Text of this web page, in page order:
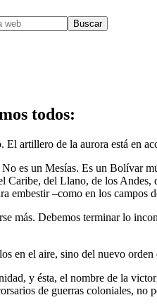
todos:
artillero de la aurora está en
es un Mesías. Es un Bolívar
Caribe, del Llano, de los
embestir –como en los
más. Debemos terminar lo
en el aire, sino del nuevo
y ésta, el nombre de la
de guerras coloniales, no